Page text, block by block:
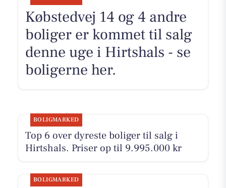
Købstedvej 14 og 4 andre
boliger er kommet til salg
denne uge i Hirtshals - se
boligerne her.
BOLIGMARKED
Top 6 over dyreste boliger til salg i
Hirtshals. Priser op til 9.995.000 kr
BOLIGMARKED